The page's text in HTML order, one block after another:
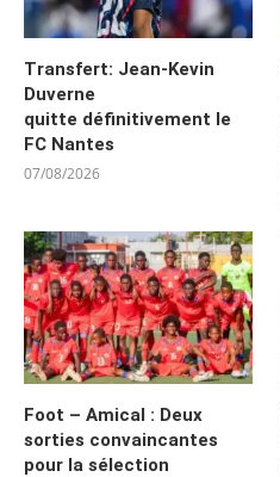
Transfert: Jean-Kevin
Duverne
quitte définitivement le
FC Nantes
07/08/2026
Foot – Amical : Deux
sorties convaincantes
pour la sélection